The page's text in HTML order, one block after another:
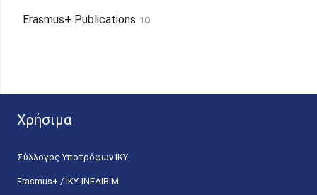
Erasmus+ Publications 10
Χρήσιμα
Σύλλογος Υποτρόφων ΙΚΥ
Erasmus+ / ΙΚΥ-ΙΝΕΔΙΒΙΜ